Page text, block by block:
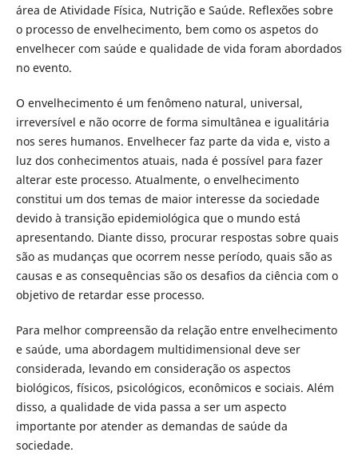
área de Atividade Física, Nutrição e Saúde. Reflexões sobre
o processo de envelhecimento, bem como os aspetos do
envelhecer com saúde e qualidade de vida foram abordados
no evento.
O envelhecimento é um fenômeno natural, universal,
irreversível e não ocorre de forma simultânea e igualitária
nos seres humanos. Envelhecer faz parte da vida e, visto a
luz dos conhecimentos atuais, nada é possível para fazer
alterar este processo. Atualmente, o envelhecimento
constitui um dos temas de maior interesse da sociedade
devido à transição epidemiológica que o mundo está
apresentando. Diante disso, procurar respostas sobre quais
são as mudanças que ocorrem nesse período, quais são as
causas e as consequências são os desafios da ciência com o
objetivo de retardar esse processo.
Para melhor compreensão da relação entre envelhecimento
e saúde, uma abordagem multidimensional deve ser
considerada, levando em consideração os aspectos
biológicos, físicos, psicológicos, econômicos e sociais. Além
disso, a qualidade de vida passa a ser um aspecto
importante por atender as demandas de saúde da
sociedade.